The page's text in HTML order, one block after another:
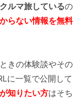
ルマ旅しているの
らない情報を無料
きの体験談やその
に一覧で公開して
知りたい方はそち